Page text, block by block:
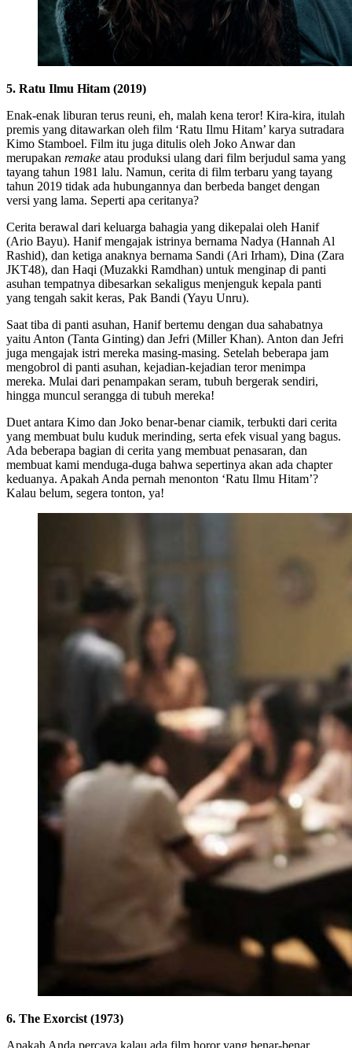
5. Ratu Ilmu Hitam (2019)
Enak-enak liburan terus reuni, eh, malah kena teror! Kira-kira, itulah
premis yang ditawarkan oleh film ‘Ratu Ilmu Hitam’ karya sutradara
Kimo Stamboel. Film itu juga ditulis oleh Joko Anwar dan
merupakan remake atau produksi ulang dari film berjudul sama yang
tayang tahun 1981 lalu. Namun, cerita di film terbaru yang tayang
tahun 2019 tidak ada hubungannya dan berbeda banget dengan
versi yang lama. Seperti apa ceritanya?
Cerita berawal dari keluarga bahagia yang dikepalai oleh Hanif
(Ario Bayu). Hanif mengajak istrinya bernama Nadya (Hannah Al
Rashid), dan ketiga anaknya bernama Sandi (Ari Irham), Dina (Zara
JKT48), dan Haqi (Muzakki Ramdhan) untuk menginap di panti
asuhan tempatnya dibesarkan sekaligus menjenguk kepala panti
yang tengah sakit keras, Pak Bandi (Yayu Unru).
Saat tiba di panti asuhan, Hanif bertemu dengan dua sahabatnya
yaitu Anton (Tanta Ginting) dan Jefri (Miller Khan). Anton dan Jefri
juga mengajak istri mereka masing-masing. Setelah beberapa jam
mengobrol di panti asuhan, kejadian-kejadian teror menimpa
mereka. Mulai dari penampakan seram, tubuh bergerak sendiri,
hingga muncul serangga di tubuh mereka!
Duet antara Kimo dan Joko benar-benar ciamik, terbukti dari cerita
yang membuat bulu kuduk merinding, serta efek visual yang bagus.
Ada beberapa bagian di cerita yang membuat penasaran, dan
membuat kami menduga-duga bahwa sepertinya akan ada chapter
keduanya. Apakah Anda pernah menonton ‘Ratu Ilmu Hitam’?
Kalau belum, segera tonton, ya!
6. The Exorcist (1973)
Apakah Anda percaya kalau ada film horor yang benar-benar